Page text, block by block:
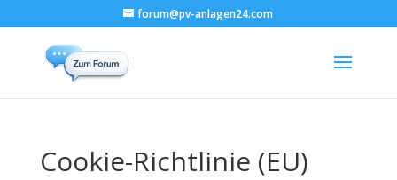
forum@pv-anlagen24.com
Cookie-Richtlinie (EU)